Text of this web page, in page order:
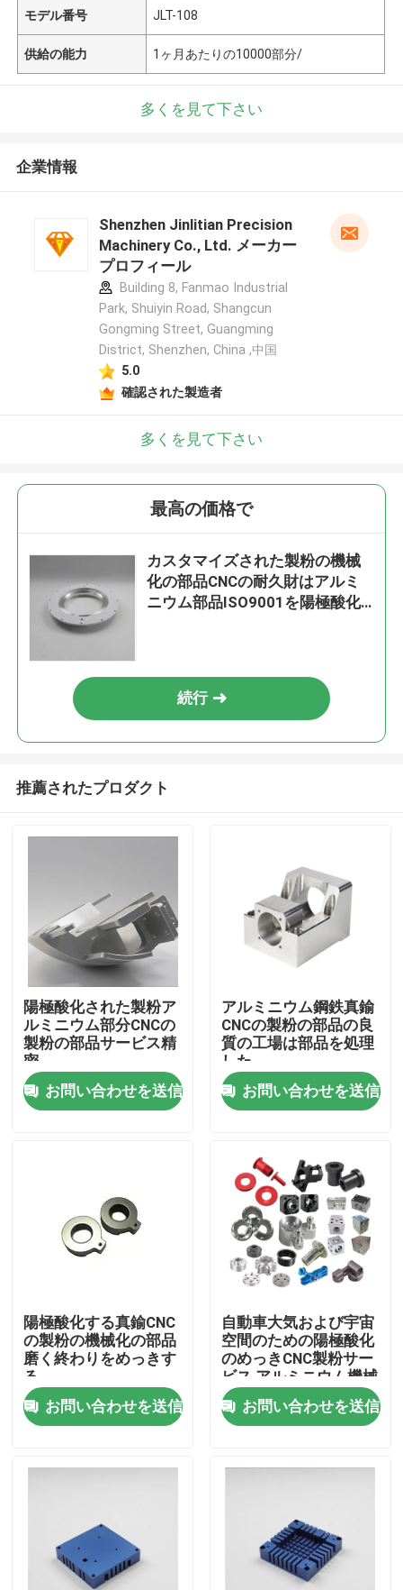
ホーム
VRショー
会社案内
品質管理
見積依頼
注文CNCの部品
CNCフライス部品
モデル番号 JLT-108
供給の能力 1ヶ月あたりの10000部分/
多くを見て下さい
企業情報
Shenzhen Jinlitian Precision
Machinery Co., Ltd. メーカー
プロフィール
Building 8, Fanmao Industrial
Park, Shuiyin Road, Shangcun
Gongming Street, Guangming
District, Shenzhen, China ,中国
5.0
確認された製造者
多くを見て下さい
最高の価格で
カスタマイズされた製粉の機械
化の部品CNCの耐久財はアルミ
ニウム部品ISO9001を陽極酸化
続行
推薦されたプロダクト
陽極酸化された製粉ア
ルミニウム部分CNCの
製粉の部品サービス精
密
お問い合わせを送信
アルミニウム鋼鉄真鍮
CNCの製粉の部品の良
質の工場は部品を処理
した
お問い合わせを送信
陽極酸化する真鍮CNC
の製粉の機械化の部品
磨く終わりをめっきす
る
お問い合わせを送信
自動車大気および宇宙
空間のための陽極酸化
のめっきCNC製粉サー
ビス アルミニウム機械
化の部品
お問い合わせを送信